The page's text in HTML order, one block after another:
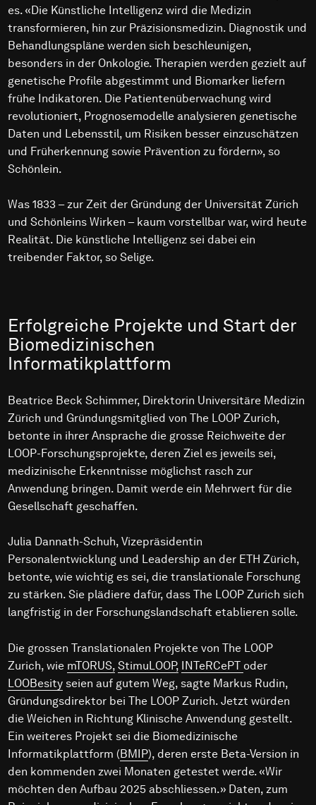
es. «Die Künstliche Intelligenz wird die Medizin
transformieren, hin zur Präzisionsmedizin. Diagnostik und
Behandlungspläne werden sich beschleunigen,
besonders in der Onkologie. Therapien werden gezielt auf
genetische Profile abgestimmt und Biomarker liefern
frühe Indikatoren. Die Patientenüberwachung wird
revolutioniert, Prognosemodelle analysieren genetische
Daten und Lebensstil, um Risiken besser einzuschätzen
und Früherkennung sowie Prävention zu fördern», so
Schönlein.
Was 1833 – zur Zeit der Gründung der Universität Zürich
und Schönleins Wirken – kaum vorstellbar war, wird heute
Realität. Die künstliche Intelligenz sei dabei ein
treibender Faktor, so Selige.
Erfolgreiche Projekte und Start der
Biomedizinischen
Informatikplattform
Beatrice Beck Schimmer, Direktorin Universitäre Medizin
Zürich und Gründungsmitglied von The LOOP Zurich,
betonte in ihrer Ansprache die grosse Reichweite der
LOOP-Forschungsprojekte, deren Ziel es jeweils sei,
medizinische Erkenntnisse möglichst rasch zur
Anwendung bringen. Damit werde ein Mehrwert für die
Gesellschaft geschaffen.
Julia Dannath-Schuh, Vizepräsidentin
Personalentwicklung und Leadership an der ETH Zürich,
betonte, wie wichtig es sei, die translationale Forschung
zu stärken. Sie plädiere dafür, dass The LOOP Zurich sich
langfristig in der Forschungslandschaft etablieren solle.
Die grossen Translationalen Projekte von The LOOP
Zurich, wie mTORUS, StimuLOOP, INTeRCePT oder
LOOBesity seien auf gutem Weg, sagte Markus Rudin,
Gründungsdirektor bei The LOOP Zurich. Jetzt würden
die Weichen in Richtung Klinische Anwendung gestellt.
Ein weiteres Projekt sei die Biomedizinische
Informatikplattform (BMIP), deren erste Beta-Version in
den kommenden zwei Monaten getestet werde. «Wir
möchten den Aufbau 2025 abschliessen.» Daten, zum